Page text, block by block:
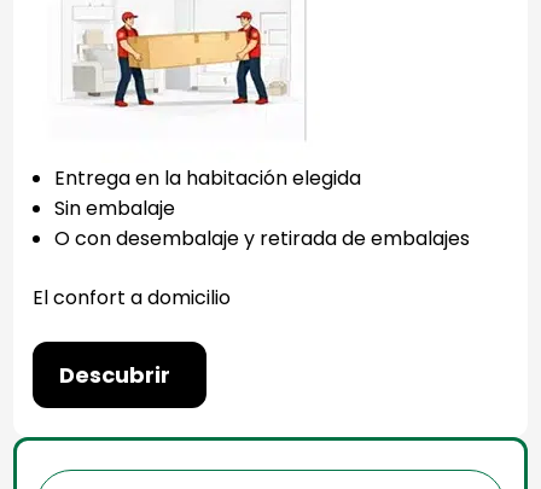
Entrega en la habitación elegida
Sin embalaje
O con desembalaje y retirada de embalajes
El confort a domicilio
Descubrir